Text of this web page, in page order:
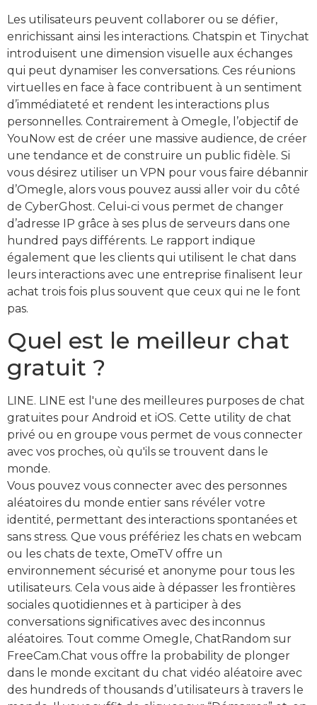
Les utilisateurs peuvent collaborer ou se défier,
enrichissant ainsi les interactions. Chatspin et Tinychat
introduisent une dimension visuelle aux échanges
qui peut dynamiser les conversations. Ces réunions
virtuelles en face à face contribuent à un sentiment
d’immédiateté et rendent les interactions plus
personnelles. Contrairement à Omegle, l’objectif de
YouNow est de créer une massive audience, de créer
une tendance et de construire un public fidèle. Si
vous désirez utiliser un VPN pour vous faire débannir
d’Omegle, alors vous pouvez aussi aller voir du côté
de CyberGhost. Celui-ci vous permet de changer
d’adresse IP grâce à ses plus de serveurs dans one
hundred pays différents. Le rapport indique
également que les clients qui utilisent le chat dans
leurs interactions avec une entreprise finalisent leur
achat trois fois plus souvent que ceux qui ne le font
pas.
Quel est le meilleur chat
gratuit ?
LINE. LINE est l'une des meilleures purposes de chat
gratuites pour Android et iOS. Cette utility de chat
privé ou en groupe vous permet de vous connecter
avec vos proches, où qu'ils se trouvent dans le
monde.
Vous pouvez vous connecter avec des personnes
aléatoires du monde entier sans révéler votre
identité, permettant des interactions spontanées et
sans stress. Que vous préfériez les chats en webcam
ou les chats de texte, OmeTV offre un
environnement sécurisé et anonyme pour tous les
utilisateurs. Cela vous aide à dépasser les frontières
sociales quotidiennes et à participer à des
conversations significatives avec des inconnus
aléatoires. Tout comme Omegle, ChatRandom sur
FreeCam.Chat vous offre la probability de plonger
dans le monde excitant du chat vidéo aléatoire avec
des hundreds of thousands d’utilisateurs à travers le